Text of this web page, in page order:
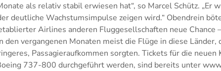
als relativ stabil erwiesen hat“, so Marcel Schütz. „Er
deutliche Wachstumsimpulse zeigen wird.“ Obendrein
Airlines anderen Fluggesellschaften neue Chance
den vergangenen Monaten meist die Flüge in diese
Passagieraufkommen sorgten. Tickets für die
737-800 durchgeführt werden, sind bereits unter